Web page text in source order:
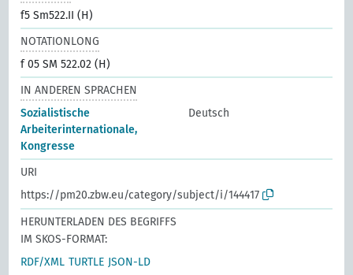
f5 Sm522.II (H)
NOTATIONLONG
f 05 SM 522.02 (H)
IN ANDEREN SPRACHEN
Sozialistische
Arbeiterinternationale,
Kongresse
Deutsch
URI
https://pm20.zbw.eu/category/subject/i/144417
HERUNTERLADEN DES BEGRIFFS
IM SKOS-FORMAT:
RDF/XML TURTLE JSON-LD